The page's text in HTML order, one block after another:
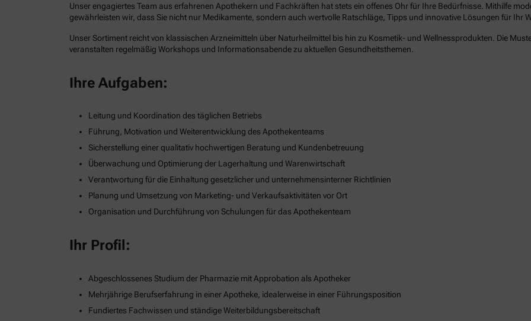
Unser engagiertes Team aus erfahrenen Apothekern und Fachkräften hat stets ein offenes Ohr für Ihre Bedürfnisse. Mithilfe
gewährleisten wir, dass Sie nicht nur Medikamente, sondern auch wertvolle Ratschläge, Tipps und innovative Lösungen für Ihr
Unser Sortiment reicht von klassischen Arzneimitteln über Naturheilmittel bis hin zu Kosmetik- und Wellnessprodukten. Die
veranstalten regelmäßig Workshops und Informationsabende zu aktuellen Gesundheitsthemen.
Ihre Aufgaben:
Leitung und Koordination des täglichen Betriebs
Führung, Motivation und Weiterentwicklung des Apothekenteams
Sicherstellung einer qualitativ hochwertigen Beratung und Kundenbetreuung
Überwachung und Optimierung der Lagerhaltung und Warenwirtschaft
Verantwortung für die Einhaltung gesetzlicher und unternehmensinterner Richtlinien
Planung und Umsetzung von Marketing- und Verkaufsaktivitäten vor Ort
Organisation und Durchführung von Schulungen für das Apothekenteam
Ihr Profil:
Abgeschlossenes Studium der Pharmazie mit Approbation als Apotheker
Mehrjährige Berufserfahrung in einer Apotheke, idealerweise in einer Führungsposition
Fundiertes Fachwissen und ständige Weiterbildungsbereitschaft